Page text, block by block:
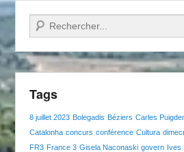
Recherche
Tags
8 juillet 2023 Bolegadis Béziers Carles
Catalonha concurs conférence Cultura
FR3 France 3 Gisela Naconaski govern Ives